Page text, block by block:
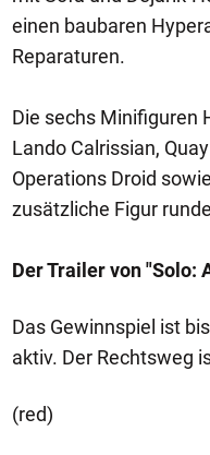
einen baubaren
Reparaturen.
Die sechs Minifiguren
Lando Calrissian,
Operations Droid
zusätzliche Figur
Der Trailer von "Solo:
Das Gewinnspiel ist
aktiv. Der Rechtsweg
(red)